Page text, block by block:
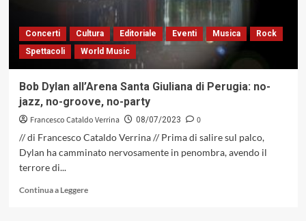
la
sua
performance
Jazz
Concerti Cultura Editoriale Eventi Musica
Rock
Spettacoli
World Music
Bob Dylan all’Arena Santa Giuliana di Perugia: no-
jazz, no-groove, no-party
Francesco Cataldo Verrina 08/07/2023
0
// di Francesco Cataldo Verrina // Prima di salire sul palco,
Dylan ha camminato nervosamente in penombra, avendo il
terrore di...
Continua a LeggereLeggi